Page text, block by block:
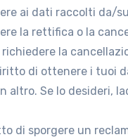
ai dati raccolti da/
la rettifica o la
la
di ottenere i tuoi
altro. Se lo desideri,
di sporgere un